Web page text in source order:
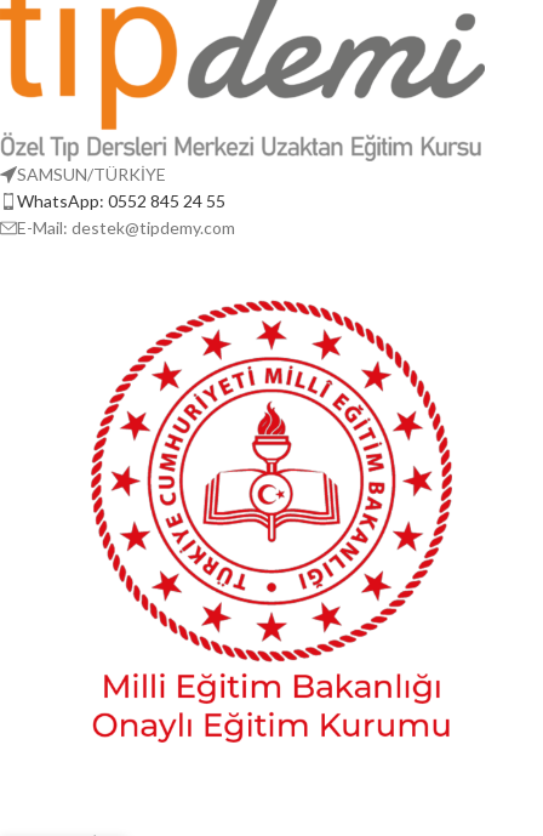
SAMSUN/TÜRKİYE
WhatsApp: 0552 845 24 55
E-Mail: destek@tipdemy.com